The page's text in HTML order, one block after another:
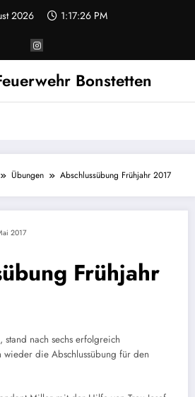
2026 1:17:26 PM
Bonstetten
Übungen Abschlussübung Frühjahr 2017
2017
Frühjahr
nach sechs erfolgreich
die Abschlussübung für den